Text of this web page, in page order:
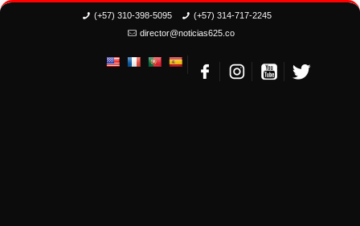
(+57) 310-398-5095
(+57) 314-717-2245
director@noticias625.co